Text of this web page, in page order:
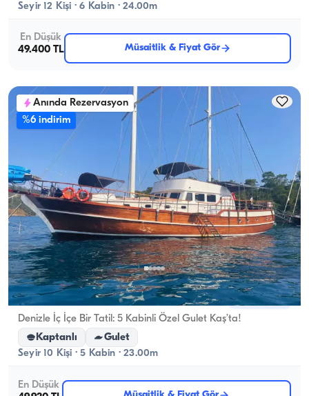
Seyir 12 Kişi · 6 Kabin · 24.00m
En Düşük
49.400 TL
Müsaitlik & Fiyat Gör
Anında Rezervasyon
%6 indirim
Kaş, Antalya Yeni tekne
Denizle İç İçe Bir Tatil: 5 Kabinli Özel Gulet Kaş’ta!
Kaptanlı
Gulet
Seyir 10 Kişi · 5 Kabin · 23.00m
En Düşük